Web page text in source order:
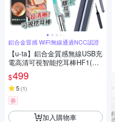
鋁合金質感 WiFi無線通過NCC認證
【u-ta】鋁合金質感無線USB充
電高清可視智能挖耳棒HF1(WI
FI熱點連接)
$499
5 (1)
券
加入購物車